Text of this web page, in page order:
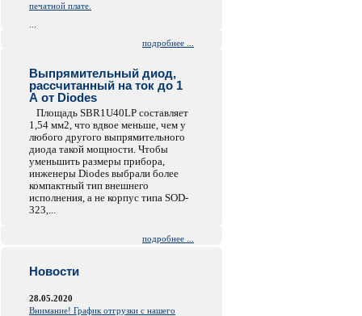
печатной плате.
подробнее ...
Выпрямительный диод,
рассчитанный на ток до 1
А от Diodes
Площадь SBR1U40LP составляет
1,54 мм2, что вдвое меньше, чем у
любого другого выпрямительного
диода такой мощности. Чтобы
уменьшить размеры прибора,
инженеры Diodes выбрали более
компактный тип внешнего
исполнения, а не корпус типа SOD-
323,...
подробнее ...
Новости
28.05.2020
Внимание! График отгрузки с нашего